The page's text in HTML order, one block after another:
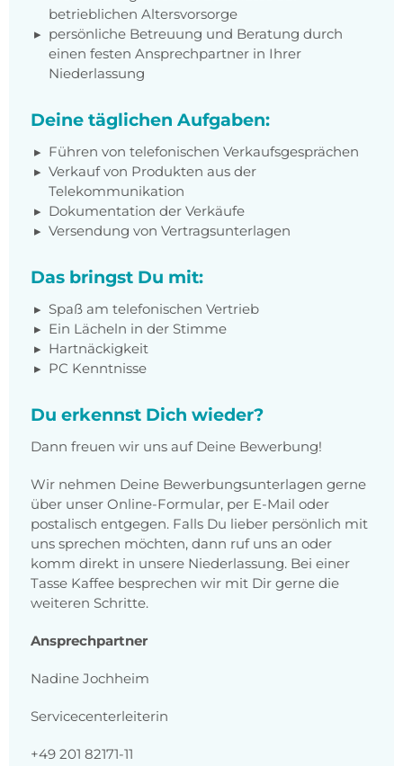
betrieblichen Altersvorsorge
persönliche Betreuung und Beratung durch
einen festen Ansprechpartner in Ihrer
Niederlassung
Deine täglichen Aufgaben:
Führen von telefonischen Verkaufsgesprächen
Verkauf von Produkten aus der
Telekommunikation
Dokumentation der Verkäufe
Versendung von Vertragsunterlagen
Das bringst Du mit:
Spaß am telefonischen Vertrieb
Ein Lächeln in der Stimme
Hartnäckigkeit
PC Kenntnisse
Du erkennst Dich wieder?
Dann freuen wir uns auf Deine Bewerbung!
Wir nehmen Deine Bewerbungsunterlagen gerne
über unser Online-Formular, per E-Mail oder
postalisch entgegen. Falls Du lieber persönlich mit
uns sprechen möchten, dann ruf uns an oder
komm direkt in unsere Niederlassung. Bei einer
Tasse Kaffee besprechen wir mit Dir gerne die
weiteren Schritte.
Ansprechpartner
Nadine Jochheim
Servicecenterleiterin
+49 201 82171-11